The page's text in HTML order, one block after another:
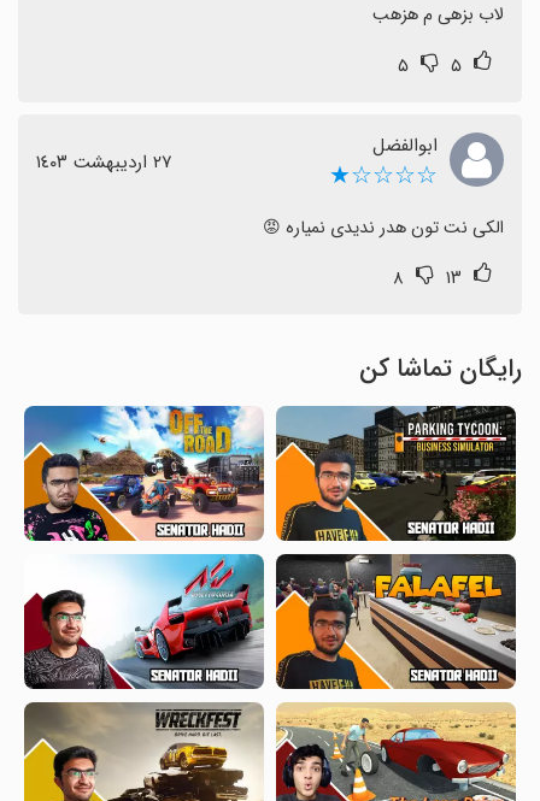
لاب بزهی م هزهب
۵ ۵
ابوالفضل
☆☆☆☆★ ٢٧ اردیبهشت ١٤٠٣
الکی نت تون هدر ندیدی نمیاره 😡
۱۳ ۸
رایگان تماشا کن